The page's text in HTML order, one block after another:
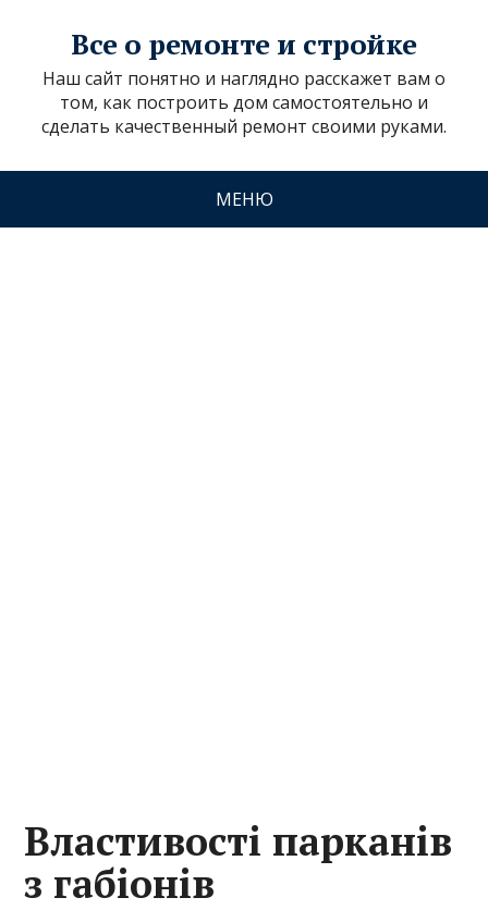
Все о ремонте и стройке
Наш сайт понятно и наглядно расскажет вам о
том, как построить дом самостоятельно и
сделать качественный ремонт своими руками.
МЕНЮ
Властивості парканів
з габіонів